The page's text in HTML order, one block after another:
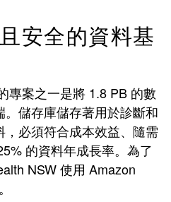
安全的資料基
專案之一是將 1.8 PB 的數
儲存庫儲存著用於診斷和
必須符合成本效益、隨需
的資料年成長率。為了
NSW 使用 Amazon